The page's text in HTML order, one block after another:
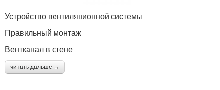
Устройство вентиляционной системы
Правильный монтаж
Вентканал в стене
читать дальше →